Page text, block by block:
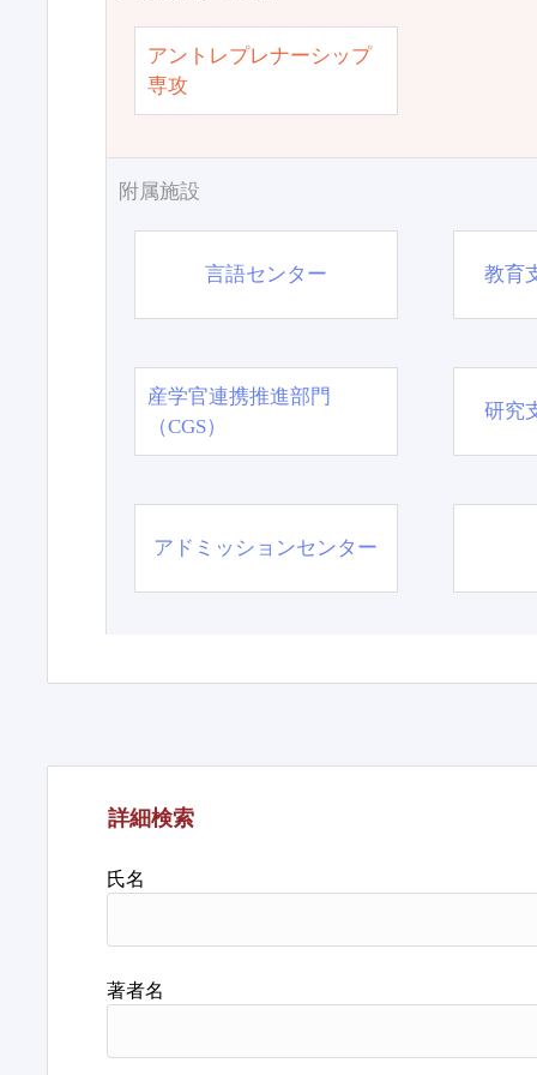
アントレプレナーシップ
専攻
附属施設
言語センター 教育
産学官連携推進部門
（CGS）
研究
アドミッションセンター
詳細検索
氏名
著者名